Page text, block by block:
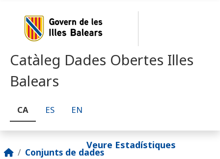
Catàleg Dades Obertes Illes
Balears
CA ES EN
Veure Estadístiques
Conjunts de dades